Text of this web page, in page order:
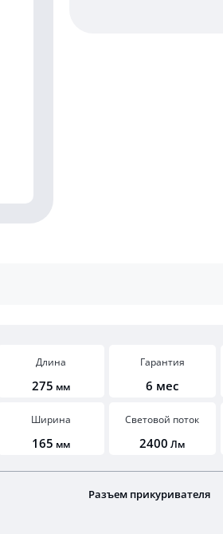
Длина
275 мм
Гарантия
6 мес
Ширина
165 мм
Световой поток
2400 Лм
Разъем прикуривателя